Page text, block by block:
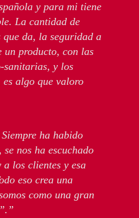
y para mi tiene
La cantidad de
que da, la seguridad a
un producto, con las
sanitarias, y los
es algo que valoro
ha habido
nos ha escuchado
a los clientes y esa
eso crea una
como una gran